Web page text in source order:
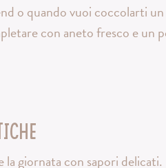
o quando vuoi coccolarti
con aneto fresco e un
giornata con sapori delicati.